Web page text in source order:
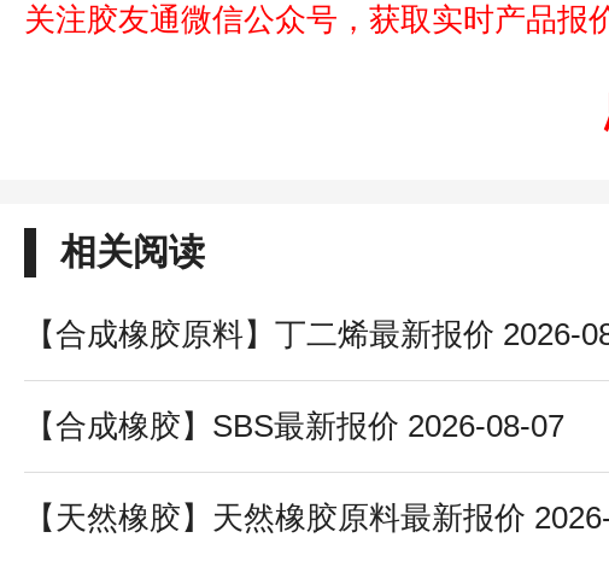
关注胶友通微信公众号，获取实时产品报
相关阅读
【合成橡胶原料】丁二烯最新报价 2026-
【合成橡胶】SBS最新报价 2026-08-07
【天然橡胶】天然橡胶原料最新报价